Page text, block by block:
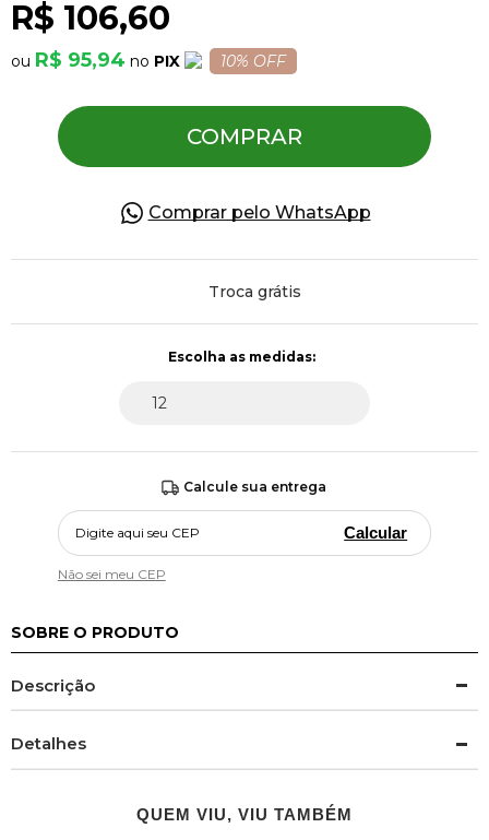
R$ 106,60
R$ 95,94 PIX 10% OFF
COMPRAR
Comprar pelo WhatsApp
Troca grátis
Calcule sua entrega
Calcular
Não sei meu CEP
SOBRE O PRODUTO
Descrição
Detalhes
QUEM VIU, VIU TAMBÉM
Piercing
Pedras Preciosas